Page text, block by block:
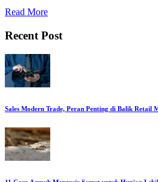
Read More
Recent Post
Sales Modern Trade, Peran Penting di Balik Retail